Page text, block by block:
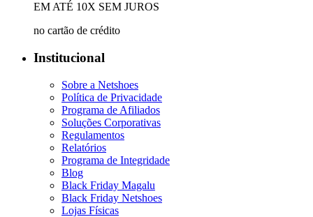
EM ATÉ 10X SEM JUROS
no cartão de crédito
Institucional
Sobre a Netshoes
Política de Privacidade
Programa de Afiliados
Soluções Corporativas
Regulamentos
Relatórios
Programa de Integridade
Blog
Black Friday Magalu
Black Friday Netshoes
Lojas Físicas